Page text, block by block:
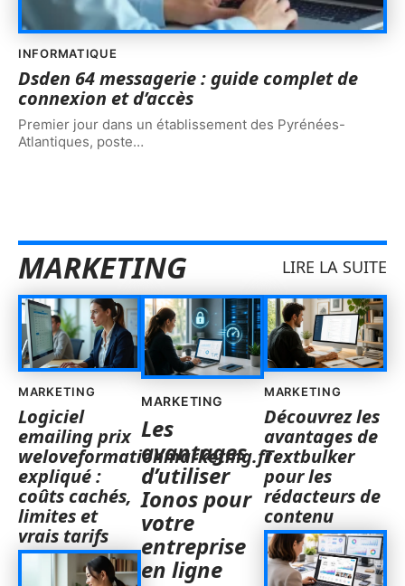
INFORMATIQUE
Dsden 64 messagerie : guide complet de
connexion et d’accès
Premier jour dans un établissement des Pyrénées-
Atlantiques, poste…
MARKETING LIRE LA SUITE
MARKETING
Logiciel
emailing prix
weloveformationmarketing.fr
expliqué :
coûts cachés,
limites et
vrais tarifs
MARKETING
Les
avantages
d’utiliser
Ionos pour
votre
entreprise
en ligne
MARKETING
Découvrez les
avantages de
Textbulker
pour les
rédacteurs de
contenu